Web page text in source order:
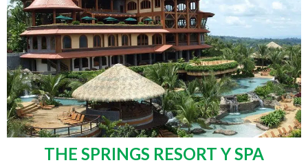
THE SPRINGS RESORT Y SPA